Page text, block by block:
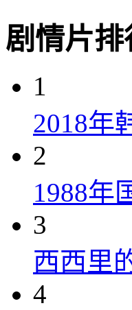
剧情片排
1
2018年
2
1988年
3
西西里
4